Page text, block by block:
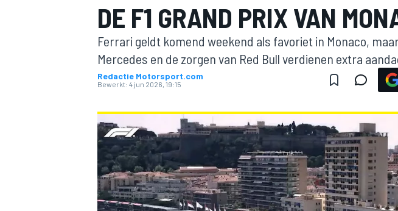
MOTOGP
DE F1 GRAND PRIX VAN
Ferrari geldt komend weekend als favoriet in Monaco,
Mercedes en de zorgen van Red Bull verdienen extra
Redactie Motorsport.com
Bewerkt: 4 jun 2026, 19:15